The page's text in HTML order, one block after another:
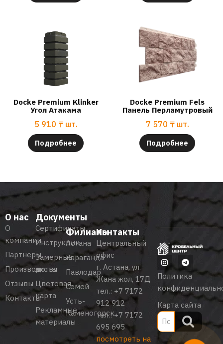
Docke Premium Klinker
Угол Атакама
5 910 ₸ шт.
Подробнее
Docke Premium Fels
Панель Перламутровый
7 570 ₸ шт.
Подробнее
О нас
О
компании
Партнеры
Производство
Отзывы
Контакты
Документы
Сертификаты
Инструкции
Замерные
листы
Цветовая
карта
Рекламные
материалы
Филиалы
Астана
Караганда
Павлодар
Семей
Усть-
Каменогорск
Контакты
Центральный
офис
г. Астана, ул.
Жана жол, 17Д
тел.: +7 7172
912 912
тел.:+7 7172
695 695
посмотреть на
Политика
Карта сайта